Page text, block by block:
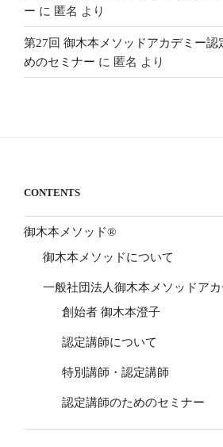
ー に 匿名 より
第27回 御木本メソッドアカデミー認
めのセミナー に 匿名 より
CONTENTS
御木本メソッド®
御木本メソッドについて
一般社団法人御木本メソッドア
創始者 御木本澄子
認定講師について
特別講師・認定講師
認定講師のためのセミナー